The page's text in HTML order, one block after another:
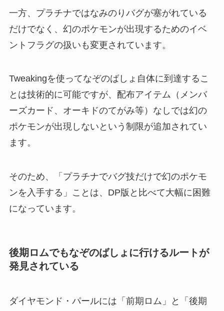
一方、プラチナではなみのりバグが塞がれている
だけでなく、幻のポケモンが出現するためのイベ
ントフラグの扱いも変更されています。
Tweakingを使ってなぞのばしょ自体に到達するこ
とは技術的に可能ですが、配布アイテム（メンバ
ーズカード、オーキドのてがみ等）なしでは幻の
ポケモンが出現しないという制限が追加されてい
ます。
そのため、「プラチナでバグ技だけで幻のポケモ
ンを入手する」ことは、DP版と比べて大幅に困難
になっています。
後期ロムでもなぞのばしょに行けるルートが
発見されている
ダイヤモンド・パールには「前期ロム」と「後期